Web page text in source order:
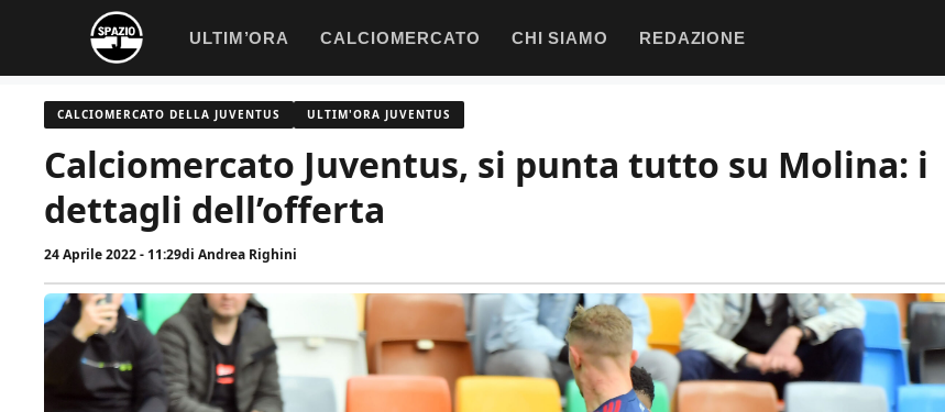
contenuto
ULTIM’ORA CALCIOMERCATO CHI SIAMO REDAZIONE
CALCIOMERCATO DELLA JUVENTUS ULTIM'ORA JUVENTUS
Calciomercato Juventus, si punta tutto su Molina: i
dettagli dell’offerta
24 Aprile 2022 - 11:29di Andrea Righini